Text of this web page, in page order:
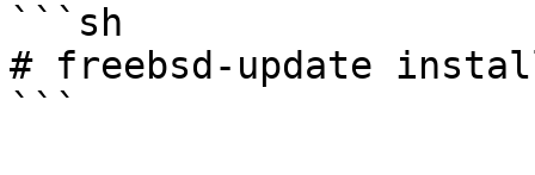
```sh
# freebsd-update
```